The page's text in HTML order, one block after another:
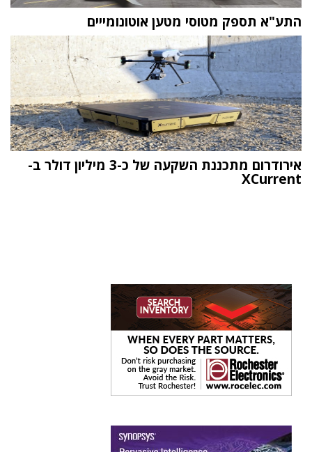
התע"א תספק מטוסי מטען אוטונומייים
אירודרום מתכננת השקעה של כ-3 מיליון דולר ב-
XCurrent